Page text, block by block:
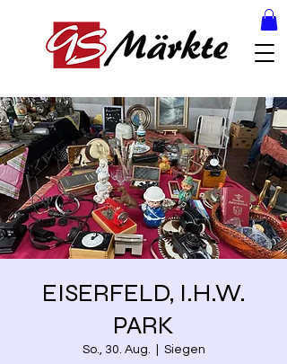
EISERFELD, I.H.W.
PARK
So., 30. Aug. Siegen